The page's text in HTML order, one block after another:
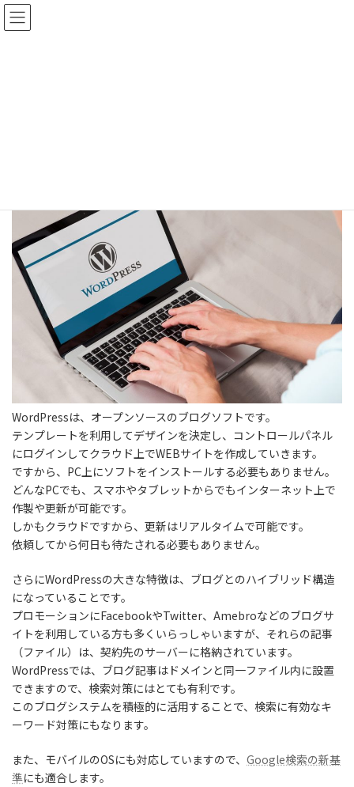
コ
ン
ナ
ビ
WordPressは、オープンソースのブログソフトです。
テンプレートを利用してデザインを決定し、コントロールパネル
にログインしてクラウド上でWEBサイトを作成していきます。
ですから、PC上にソフトをインストールする必要もありません。
どんなPCでも、スマホやタブレットからでもインターネット上で
作製や更新が可能です。
しかもクラウドですから、更新はリアルタイムで可能です。
依頼してから何日も待たされる必要もありません。
さらにWordPressの大きな特徴は、ブログとのハイブリッド構造
になっていることです。
プロモーションにFacebookやTwitter、Amebroなどのブログサ
イトを利用している方も多くいらっしゃいますが、それらの記事
（ファイル）は、契約先のサーバーに格納されています。
WordPressでは、ブログ記事はドメインと同一ファイル内に設置
できますので、検索対策にはとても有利です。
このブログシステムを積極的に活用することで、検索に有効なキ
ーワード対策にもなります。
また、モバイルのOSにも対応していますので、 Google検索の新基
準にも適合します。